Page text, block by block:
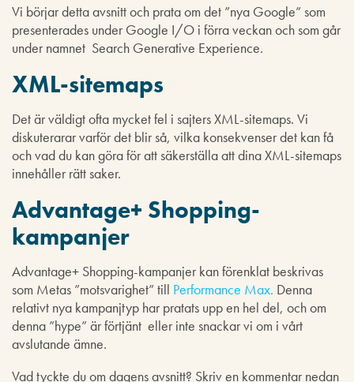
Vi börjar detta avsnitt och prata om det ”nya Google” som
presenterades under Google I/O i förra veckan och som går
under namnet Search Generative Experience.
XML-sitemaps
Det är väldigt ofta mycket fel i sajters XML-sitemaps. Vi
diskuterarar varför det blir så, vilka konsekvenser det kan få
och vad du kan göra för att säkerställa att dina XML-sitemaps
innehåller rätt saker.
Advantage+ Shopping-
kampanjer
Advantage+ Shopping-kampanjer kan förenklat beskrivas
som Metas ”motsvarighet” till Performance Max. Denna
relativt nya kampanjtyp har pratats upp en hel del, och om
denna ”hype” är förtjänt eller inte snackar vi om i vårt
avslutande ämne.
Vad tyckte du om dagens avsnitt? Skriv en kommentar nedan